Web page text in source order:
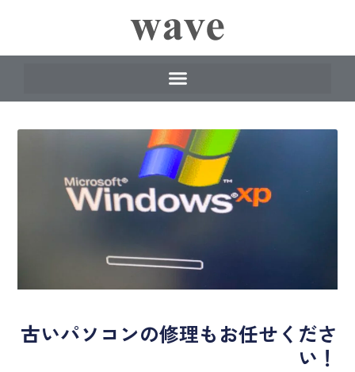
古いパソコンの修理もお任せくださ
い！